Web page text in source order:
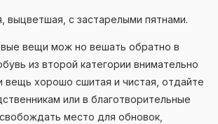
выцветшая, с застарелыми пятнами.
вещи мож но вешать обратно в
из второй категории внимательно
вещь хорошо сшитая и чистая, отдайте
или в благотворительные
место для обновок,